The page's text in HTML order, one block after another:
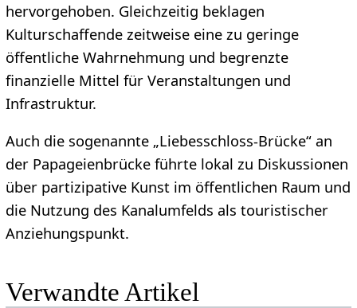
hervorgehoben. Gleichzeitig beklagen
Kulturschaffende zeitweise eine zu geringe
öffentliche Wahrnehmung und begrenzte
finanzielle Mittel für Veranstaltungen und
Infrastruktur.
Auch die sogenannte „Liebesschloss-Brücke“ an
der Papageienbrücke führte lokal zu Diskussionen
über partizipative Kunst im öffentlichen Raum und
die Nutzung des Kanalumfelds als touristischer
Anziehungspunkt.
Verwandte Artikel